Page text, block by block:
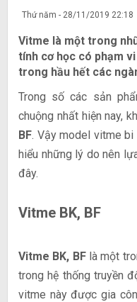
Thứ năm - 28/11/2019 22:18
Vitme là một trong
tính cơ học có phạm
trong hầu hết các
Trong số các sản
chuộng nhất hiện nay,
BF. Vậy model vitme
hiểu những lý do nên
đây.
Vitme BK, BF
Vitme BK, BFlà một
trong hệ thống truyền
vitme này được gia